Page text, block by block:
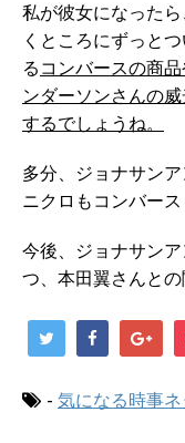
私が彼女になった
くところにずっと
る コンバースの商
ンダーソンさんの
するでしょうね。
多分、ジョナサン
ニクロもコンバー
今後、ジョナサン
つ、本田翼さんと
- 気になる時事ネ